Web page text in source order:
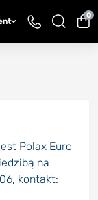
0
Polax Euro
na
kontakt: